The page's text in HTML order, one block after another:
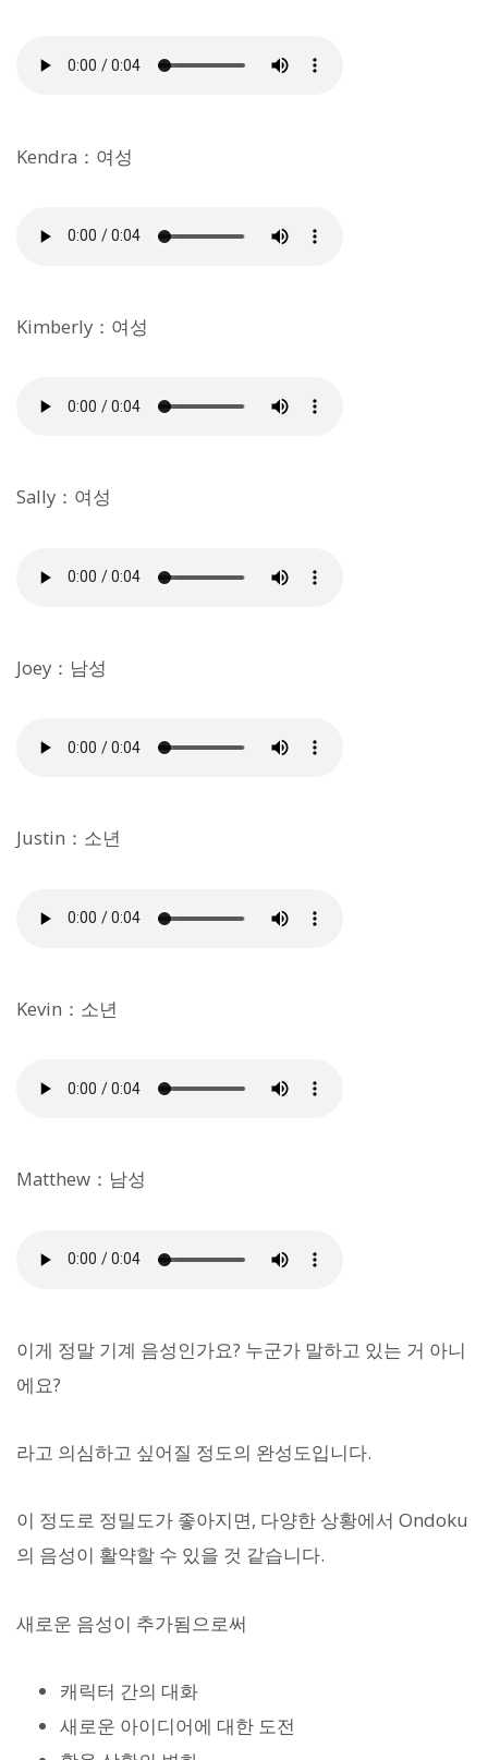
Kendra：여성
Kimberly：여성
Sally：여성
Joey：남성
Justin：소년
Kevin：소년
Matthew：남성
이게 정말 기계 음성인가요? 누군가 말하고 있는 거 아니
에요?
라고 의심하고 싶어질 정도의 완성도입니다.
이 정도로 정밀도가 좋아지면, 다양한 상황에서 Ondoku
의 음성이 활약할 수 있을 것 같습니다.
새로운 음성이 추가됨으로써
캐릭터 간의 대화
새로운 아이디어에 대한 도전